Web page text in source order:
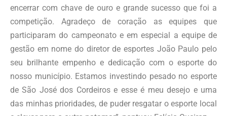
encerrar com chave de ouro e grande sucesso que foi a
competição. Agradeço de coração as equipes que
participaram do campeonato e em especial a equipe de
gestão em nome do diretor de esportes João Paulo pelo
seu brilhante empenho e dedicação com o esporte do
nosso município. Estamos investindo pesado no esporte
de São José dos Cordeiros e esse é meu desejo e uma
das minhas prioridades, de puder resgatar o esporte local